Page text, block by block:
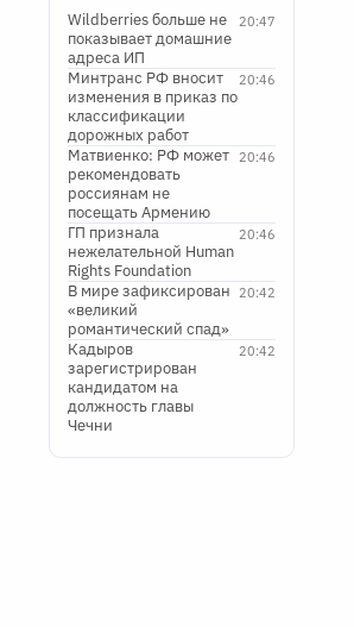
20:47
Wildberries больше не
показывает домашние
адреса ИП
20:46
Минтранс РФ вносит
изменения в приказ по
классификации
дорожных работ
20:46
Матвиенко: РФ может
рекомендовать
россиянам не
посещать Армению
20:46
ГП признала
нежелательной Human
Rights Foundation
20:42
В мире зафиксирован
«великий
романтический спад»
20:42
Кадыров
зарегистрирован
кандидатом на
должность главы
Чечни